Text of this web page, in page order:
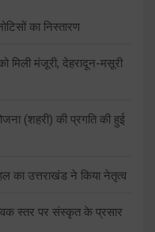
का निस्तारण
मिली मंजूरी, देहरादून-मसूरी
(शहरी) की प्रगति की हुई
का उत्तराखंड ने किया नेतृत्व
स्तर पर संस्कृत के प्रसार